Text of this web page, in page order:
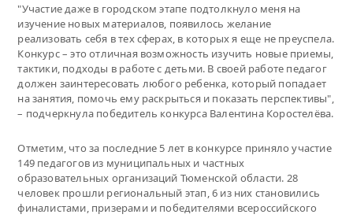
"Участие даже в городском этапе подтолкнуло меня на
изучение новых материалов, появилось желание
реализовать себя в тех сферах, в которых я еще не преуспела.
Конкурс – это отличная возможность изучить новые приемы,
тактики, подходы в работе с детьми. В своей работе педагог
должен заинтересовать любого ребенка, который попадает
на занятия, помочь ему раскрыться и показать перспективы",
– подчеркнула победитель конкурса Валентина Коростелёва.
Отметим, что за последние 5 лет в конкурсе приняло участие
149 педагогов из муниципальных и частных
образовательных организаций Тюменской области. 28
человек прошли региональный этап, 6 из них становились
финалистами, призерами и победителями всероссийского